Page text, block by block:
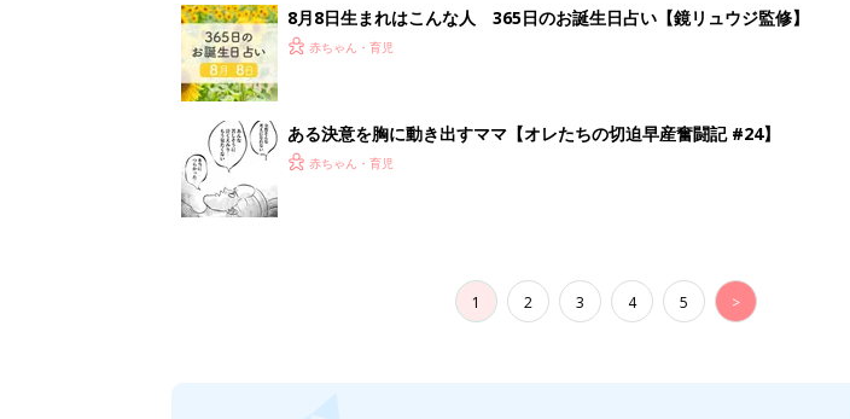
8月8日生まれはこんな人 365日のお誕生日占い【鏡リュウジ監修】
赤ちゃん・育児
ある決意を胸に動き出すママ【オレたちの切迫早産奮闘記 #24】
赤ちゃん・育児
1 2 3 4 5 >